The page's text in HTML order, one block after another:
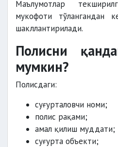
Маълумотлар
мукофоти тўлангандан
шакллантирилади.
Полисни
мумкин?
Полисдаги:
суғурталовчи номи;
полис рақами;
амал қилиш муддати;
суғурта объекти;